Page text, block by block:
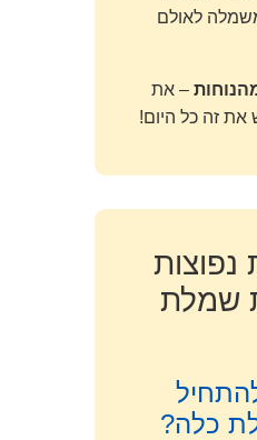
לאולם
– את
את זה כל היום!
נפוצות
שמלת
כלה?